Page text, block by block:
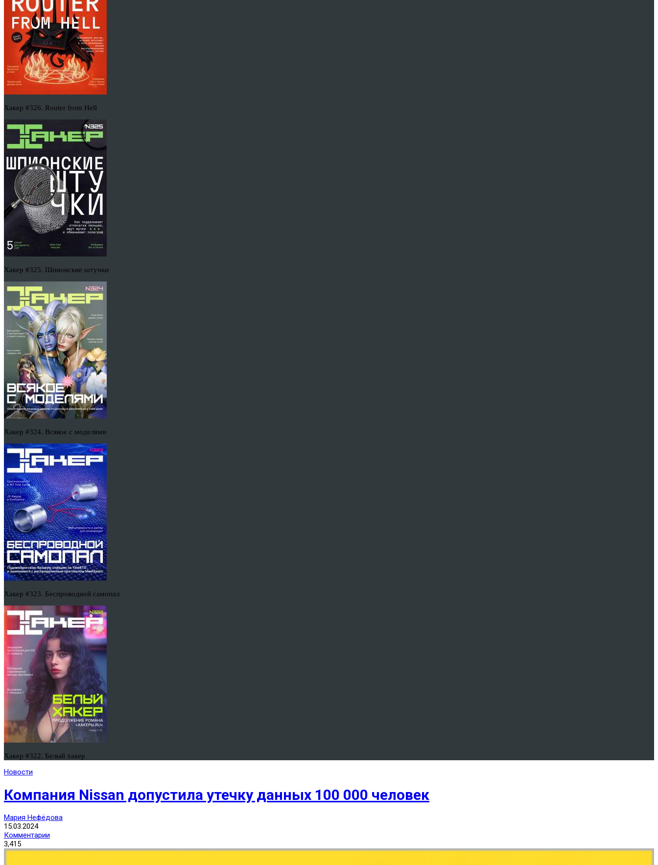
Хакер #326. Router from Hell
Хакер #325. Шпионские штучки
Хакер #324. Всякое с моделями
Хакер #323. Беспроводной самопал
Хакер #322. Белый хакер
Новости
Компания Nissan допустила утечку данных 100 000 человек
Мария Нефёдова
15.03.2024
Комментарии
3,415